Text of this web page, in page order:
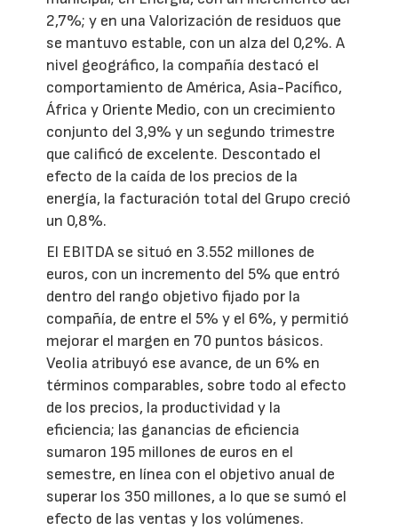
2,7%; y en una Valorización de residuos que
se mantuvo estable, con un alza del 0,2%. A
nivel geográfico, la compañía destacó el
comportamiento de América, Asia-Pacífico,
África y Oriente Medio, con un crecimiento
conjunto del 3,9% y un segundo trimestre
que calificó de excelente. Descontado el
efecto de la caída de los precios de la
energía, la facturación total del Grupo creció
un 0,8%.
El EBITDA se situó en 3.552 millones de
euros, con un incremento del 5% que entró
dentro del rango objetivo fijado por la
compañía, de entre el 5% y el 6%, y permitió
mejorar el margen en 70 puntos básicos.
Veolia atribuyó ese avance, de un 6% en
términos comparables, sobre todo al efecto
de los precios, la productividad y la
eficiencia; las ganancias de eficiencia
sumaron 195 millones de euros en el
semestre, en línea con el objetivo anual de
superar los 350 millones, a lo que se sumó el
efecto de las ventas y los volúmenes.